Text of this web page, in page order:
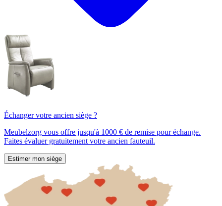
Échanger votre ancien siège ?
Meubelzorg vous offre jusqu'à 1000 € de remise pour échange.
Faites évaluer gratuitement votre ancien fauteuil.
Estimer mon siège